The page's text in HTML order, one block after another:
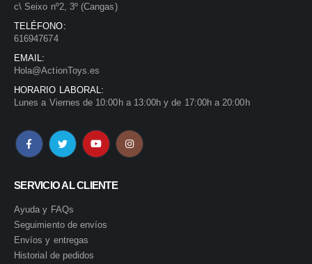
c\ Seixo nº2, 3º (Cangas)
TELÉFONO:
616947674
EMAIL:
Hola@ActionToys.es
HORARIO LABORAL:
Lunes a Viernes de 10:00h a 13:00h y de 17:00h a 20:00h
SERVICIO AL CLIENTE
Ayuda y FAQs
Seguimiento de envíos
Envíos y entregas
Historial de pedidos